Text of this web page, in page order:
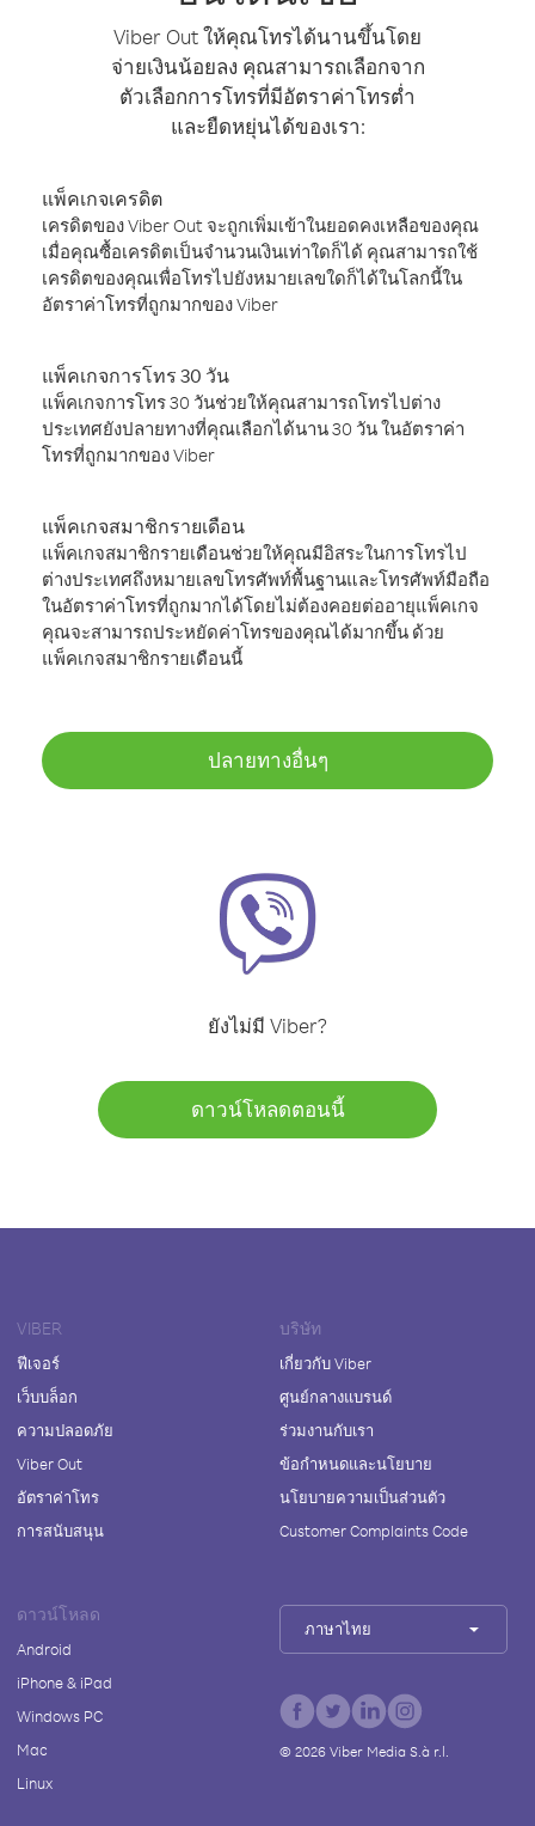
Viber Out ให้คุณโทรได้นานขึ้นโดย
จ่ายเงินน้อยลง คุณสามารถเลือกจาก
ตัวเลือกการโทรที่มีอัตราค่าโทรต่ำ
และยืดหยุ่นได้ของเรา:
แพ็คเกจเครดิต
เครดิตของ Viber Out จะถูกเพิ่มเข้าในยอดคงเหลือของคุณ
เมื่อคุณซื้อเครดิตเป็นจำนวนเงินเท่าใดก็ได้ คุณสามารถใช้
เครดิตของคุณเพื่อโทรไปยังหมายเลขใดก็ได้ในโลกนี้ใน
อัตราค่าโทรที่ถูกมากของ Viber
แพ็คเกจการโทร 30 วัน
แพ็คเกจการโทร 30 วันช่วยให้คุณสามารถโทรไปต่าง
ประเทศยังปลายทางที่คุณเลือกได้นาน 30 วัน ในอัตราค่า
โทรที่ถูกมากของ Viber
แพ็คเกจสมาชิกรายเดือน
แพ็คเกจสมาชิกรายเดือนช่วยให้คุณมีอิสระในการโทรไป
ต่างประเทศถึงหมายเลขโทรศัพท์พื้นฐานและโทรศัพท์มือถือ
ในอัตราค่าโทรที่ถูกมากได้โดยไม่ต้องคอยต่ออายุแพ็คเกจ
คุณจะสามารถประหยัดค่าโทรของคุณได้มากขึ้น ด้วย
แพ็คเกจสมาชิกรายเดือนนี้
ปลายทางอื่นๆ
ยังไม่มี Viber?
ดาวน์โหลดตอนนี้
VIBER
ฟีเจอร์
เว็บบล็อก
ความปลอดภัย
Viber Out
อัตราค่าโทร
การสนับสนุน
บริษัท
เกี่ยวกับ Viber
ศูนย์กลางแบรนด์
ร่วมงานกับเรา
ข้อกำหนดและนโยบาย
นโยบายความเป็นส่วนตัว
Customer Complaints Code
ดาวน์โหลด
Android
iPhone & iPad
Windows PC
Mac
Linux
ภาษาไทย
© 2026Viber Media S.à r.l.